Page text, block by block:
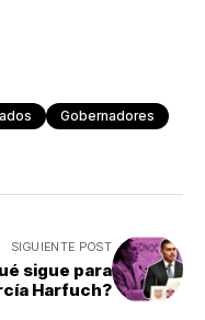
Gobernadores
SIGUIENTE POST
sigue para
Harfuch?